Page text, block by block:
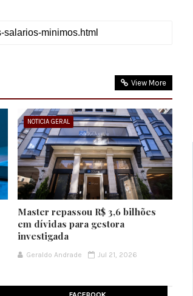
View More
NOTICIA GERAL
Master repassou R$ 3,6 bilhões
em dívidas para gestora
investigada
Geraldo Andrade Jul 21, 2026